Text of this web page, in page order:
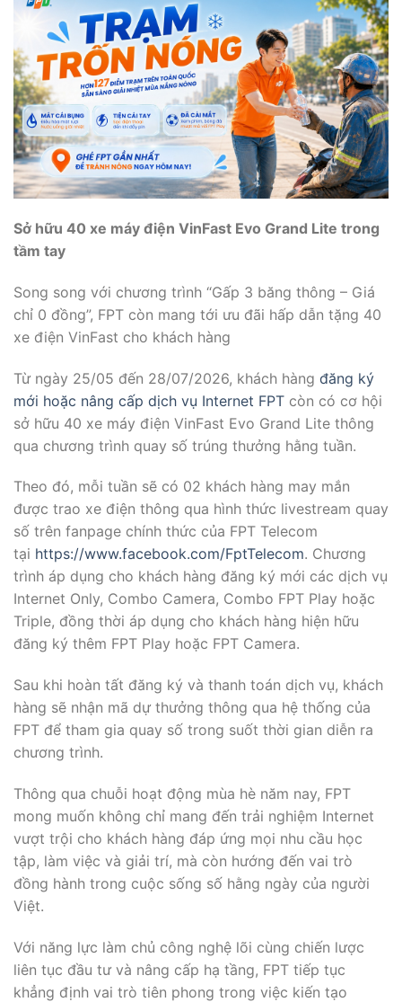
Sở hữu 40 xe máy điện VinFast Evo Grand Lite trong
tầm tay
Song song với chương trình “Gấp 3 băng thông – Giá
chỉ 0 đồng”, FPT còn mang tới ưu đãi hấp dẫn tặng 40
xe điện VinFast cho khách hàng
Từ ngày 25/05 đến 28/07/2026, khách hàng đăng ký
mới hoặc nâng cấp dịch vụ Internet FPT còn có cơ hội
sở hữu 40 xe máy điện VinFast Evo Grand Lite thông
qua chương trình quay số trúng thưởng hằng tuần.
Theo đó, mỗi tuần sẽ có 02 khách hàng may mắn
được trao xe điện thông qua hình thức livestream quay
số trên fanpage chính thức của FPT Telecom
tại https://www.facebook.com/FptTelecom. Chương
trình áp dụng cho khách hàng đăng ký mới các dịch vụ
Internet Only, Combo Camera, Combo FPT Play hoặc
Triple, đồng thời áp dụng cho khách hàng hiện hữu
đăng ký thêm FPT Play hoặc FPT Camera.
Sau khi hoàn tất đăng ký và thanh toán dịch vụ, khách
hàng sẽ nhận mã dự thưởng thông qua hệ thống của
FPT để tham gia quay số trong suốt thời gian diễn ra
chương trình.
Thông qua chuỗi hoạt động mùa hè năm nay, FPT
mong muốn không chỉ mang đến trải nghiệm Internet
vượt trội cho khách hàng đáp ứng mọi nhu cầu học
tập, làm việc và giải trí, mà còn hướng đến vai trò
đồng hành trong cuộc sống số hằng ngày của người
Việt.
Với năng lực làm chủ công nghệ lõi cùng chiến lược
liên tục đầu tư và nâng cấp hạ tầng, FPT tiếp tục
khẳng định vai trò tiên phong trong việc kiến tạo